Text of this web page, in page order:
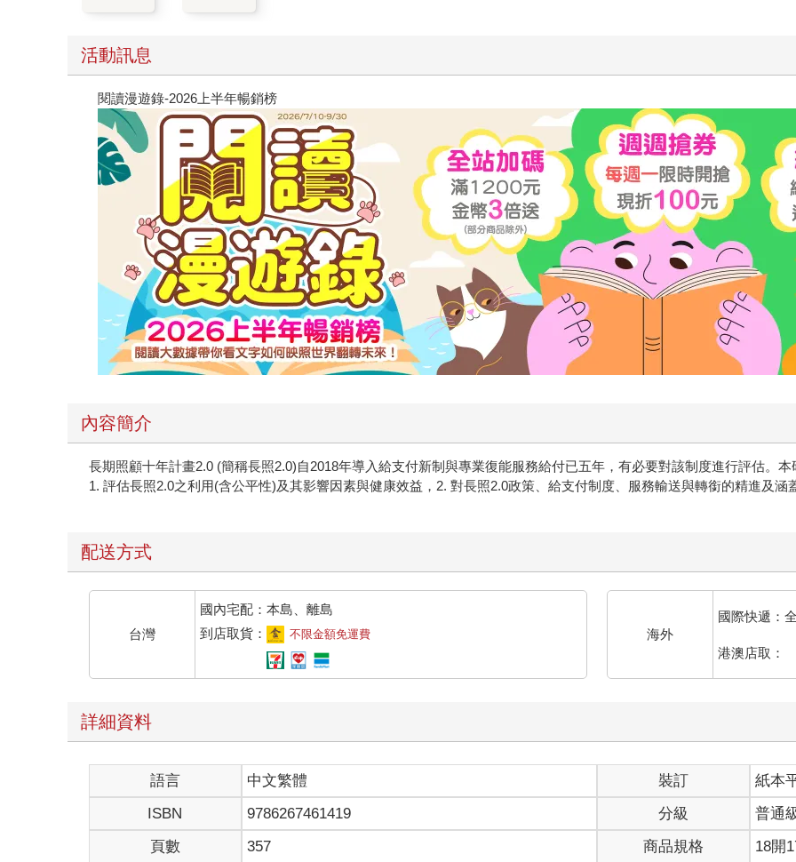
活動訊息
閱讀漫遊錄-2026上半年暢銷榜
內容簡介
長期照顧十年計畫2.0 (簡稱長照2.0)自2018年導入給支付新制與專業復能服務給付已五年，有必要對該制度進行評估。
1. 評估長照2.0之利用(含公平性)及其影響因素與健康效益，2. 對長照2.0政策、給支付制度、服務輸送與轉銜的精進及涵
配送方式
台灣
國內宅配：本島、離島
到店取貨：
不限金額免運費 海外
國際快遞：
港澳店取：
詳細資料
語言 中文繁體 裝訂
紙本
ISBN
9786267461419 分級
普通
頁數
357 商品規格
18開